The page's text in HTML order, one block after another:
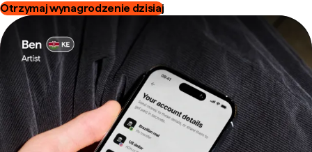
Otrzymaj wynagrodzenie dzisiaj